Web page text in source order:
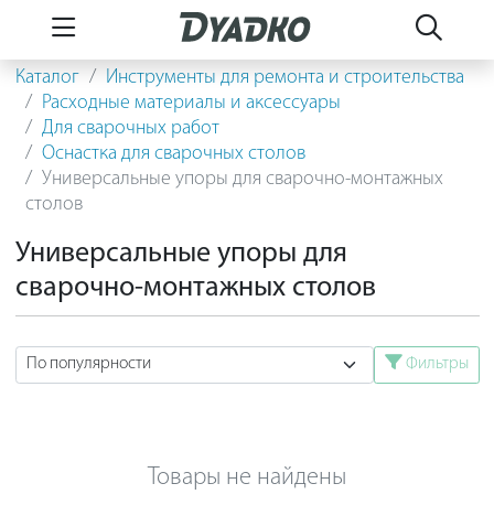
Каталог
Инструменты для ремонта и строительства
Расходные материалы и аксессуары
Для сварочных работ
Оснастка для сварочных столов
Универсальные упоры для сварочно-монтажных
столов
Универсальные упоры для
сварочно-монтажных столов
Фильтры
Товары не найдены